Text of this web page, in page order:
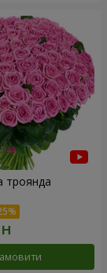
троянда